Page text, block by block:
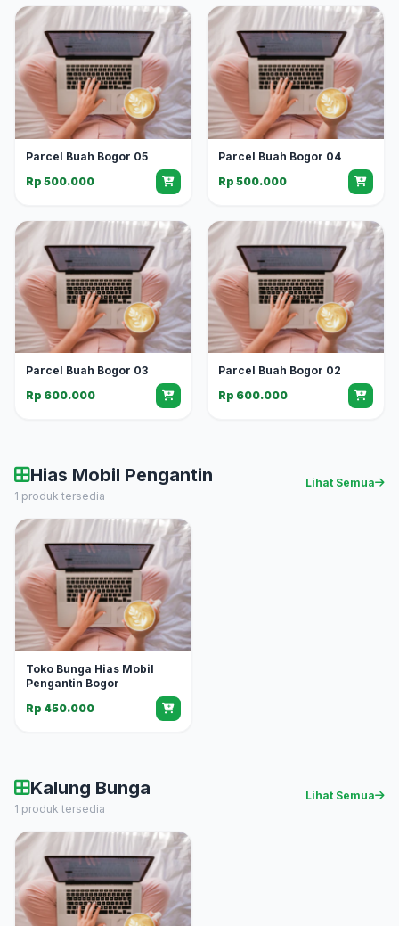
Parcel Buah Bogor 05
Rp 500.000
Parcel Buah Bogor 04
Rp 500.000
Parcel Buah Bogor 03
Rp 600.000
Parcel Buah Bogor 02
Rp 600.000
Hias Mobil Pengantin
1 produk tersedia
Lihat Semua
Toko Bunga Hias Mobil
Pengantin Bogor
Rp 450.000
Kalung Bunga
1 produk tersedia
Lihat Semua